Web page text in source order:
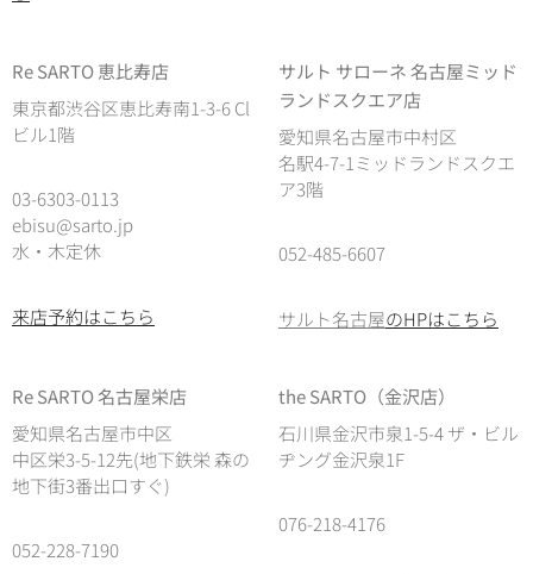
Re SARTO 恵比寿店
東京都渋谷区恵比寿南1-3-6 Cl
ビル1階
03-6303-0113
ebisu@sarto.jp
水・木定休
来店予約はこちら
サルト サローネ 名古屋ミッド
ランドスクエア店
愛知県名古屋市中村区
名駅4-7-1ミッドランドスクエ
ア3階
052-485-6607
サルト名古屋のHPはこちら
Re SARTO 名古屋栄店
愛知県名古屋市中区
中区栄3-5-12先(地下鉄栄 森の
地下街3番出口すぐ)
052-228-7190
the SARTO（金沢店）
石川県金沢市泉1-5-4 ザ・ビル
ヂング金沢泉1F
076-218-4176